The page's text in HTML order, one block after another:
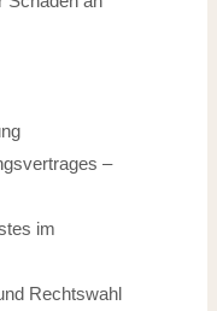
–
im
Rechtswahl